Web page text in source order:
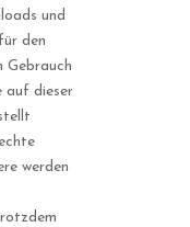
und
den
Gebrauch
auf dieser
werden